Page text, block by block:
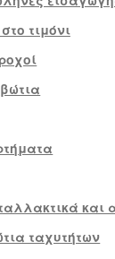
τιμόνι
και
ταχυτήτων